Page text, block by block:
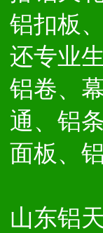
铝扣板
还专业
铝卷、
通、铝
面板、
山东铝